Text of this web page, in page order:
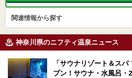
関連情報から探す
神奈川県のニフティ温泉ニュース
「サウナリゾート＆ス
プン！サウナ・水風呂・